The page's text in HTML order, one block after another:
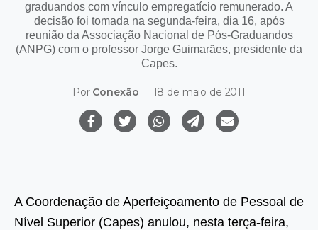
graduandos com vínculo empregatício remunerado. A
decisão foi tomada na segunda-feira, dia 16, após
reunião da Associação Nacional de Pós-Graduandos
(ANPG) com o professor Jorge Guimarães, presidente da
Capes.
Por Conexão 18 de maio de 2011
A Coordenação de Aperfeiçoamento de Pessoal de
Nível Superior (Capes) anulou, nesta terça-feira,